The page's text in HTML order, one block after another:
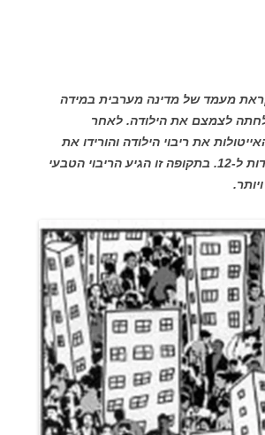
מעמד של מדינה מערבית במידה
לצמצם את הילודה. לאחר
את ריבוי הילודה והורידו את
גיל הנישואין לילדות ל-12. בתקופה זו הגיע הריבוי הטבעי